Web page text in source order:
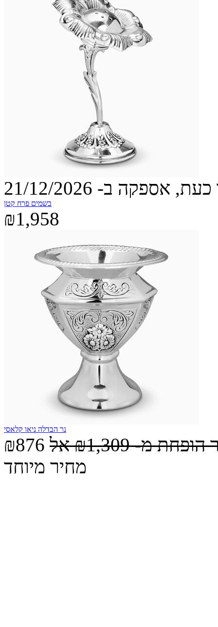
אספקה ב- 21/12/2026
בשמים פרח קטן
₪1,958
נר הבדלה ניאו קלאסי
₪876 הופחת מ-₪1,309 אל
מחיר מיוחד